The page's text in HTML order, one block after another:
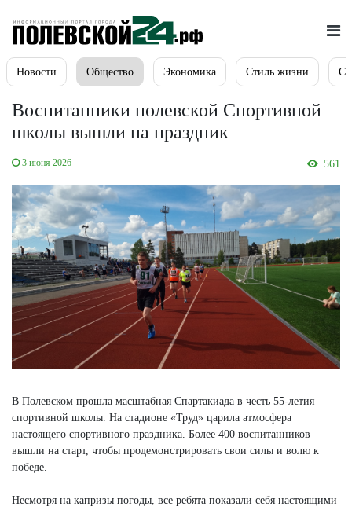
Новости Общество Экономика Стиль жизни
Воспитанники полевской Спортивной
школы вышли на праздник
3 июня 2026 561
В Полевском прошла масштабная Спартакиада в честь 55-летия
спортивной школы. На стадионе «Труд» царила атмосфера
настоящего спортивного праздника. Более 400 воспитанников
вышли на старт, чтобы продемонстрировать свои силы и волю к
победе.
Несмотря на капризы погоды, все ребята показали себя настоящими